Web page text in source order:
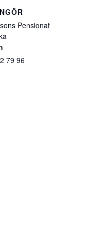
Pensionat
79 96